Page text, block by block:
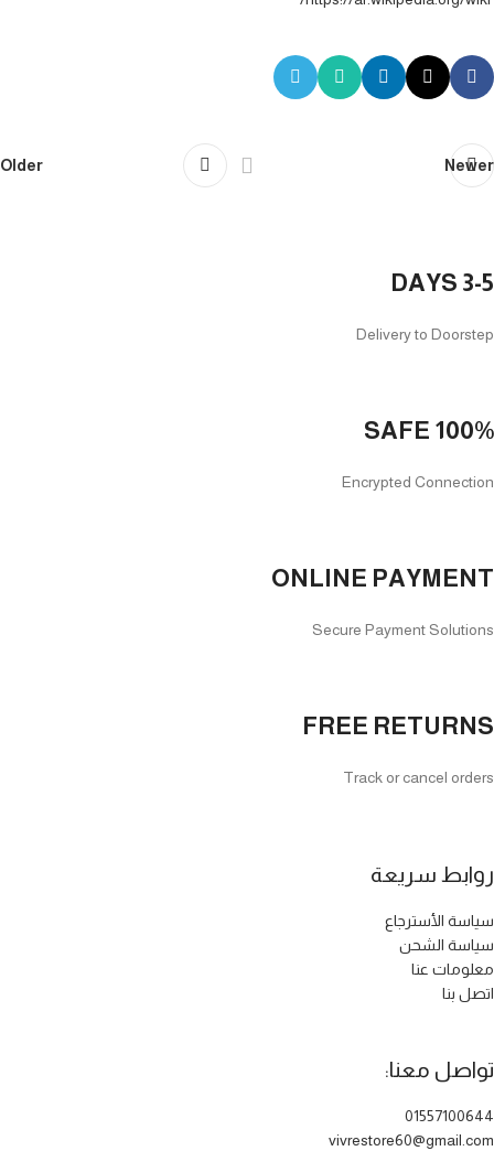
Newer
Older
FREE RETURNS
Track or cancel orders
ONLINE PAYMENT
Secure Payment Solutions
100% SAFE
Encrypted Connection
3-5 DAYS
Delivery to Doorstep
روابط سريعة
سياسة الأسترجاع
سياسة الشحن
معلومات عنا
اتصل بنا
تواصل معنا:
01557100644
vivrestore60@gmail.com